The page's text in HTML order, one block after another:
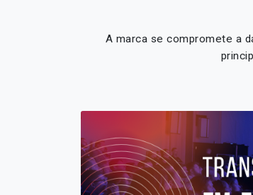
A marca se compromete a